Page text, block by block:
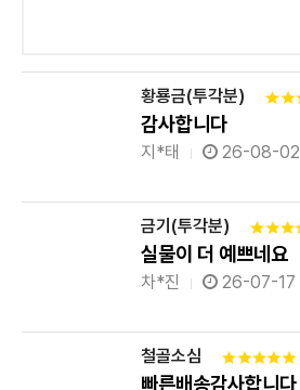
황룡금(투각분)
감사합니다
지*태 26-08-02
금기(투각분)
실물이 더 예쁘네요
차*진 26-07-17
철골소심
빠른배송감사합니다